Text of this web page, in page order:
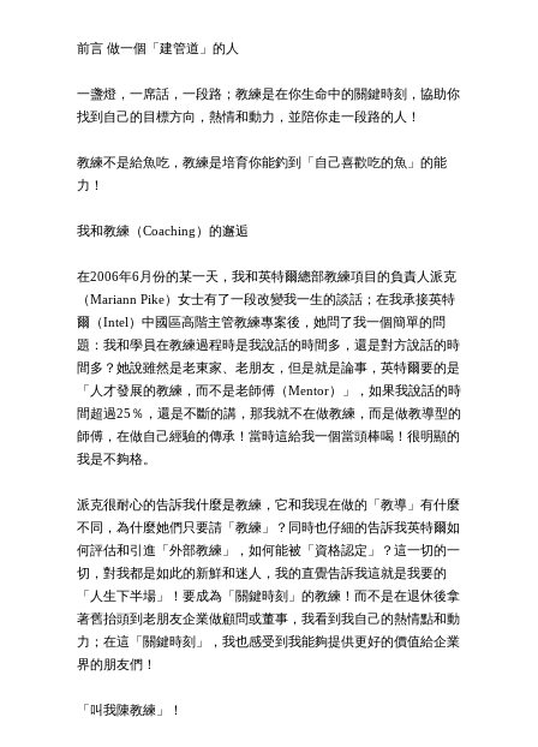
前言 做一個「建管道」的人
一盞燈，一席話，一段路；教練是在你生命中的關鍵時刻，協助你
找到自己的目標方向，熱情和動力，並陪你走一段路的人！
教練不是給魚吃，教練是培育你能釣到「自己喜歡吃的魚」的能
力！
我和教練（Coaching）的邂逅
在2006年6月份的某一天，我和英特爾總部教練項目的負責人派克
（Mariann Pike）女士有了一段改變我一生的談話；在我承接英特
爾（Intel）中國區高階主管教練專案後，她問了我一個簡單的問
題：我和學員在教練過程時是我說話的時間多，還是對方說話的時
間多？她說雖然是老東家、老朋友，但是就是論事，英特爾要的是
「人才發展的教練，而不是老師傅（Mentor）」，如果我說話的時
間超過25％，還是不斷的講，那我就不在做教練，而是做教導型的
師傅，在做自己經驗的傳承！當時這給我一個當頭棒喝！很明顯的
我是不夠格。
派克很耐心的告訴我什麼是教練，它和我現在做的「教導」有什麼
不同，為什麼她們只要請「教練」？同時也仔細的告訴我英特爾如
何評估和引進「外部教練」，如何能被「資格認定」？這一切的一
切，對我都是如此的新鮮和迷人，我的直覺告訴我這就是我要的
「人生下半場」！要成為「關鍵時刻」的教練！而不是在退休後拿
著舊抬頭到老朋友企業做顧問或董事，我看到我自己的熱情點和動
力；在這「關鍵時刻」，我也感受到我能夠提供更好的價值給企業
界的朋友們！
「叫我陳教練」！